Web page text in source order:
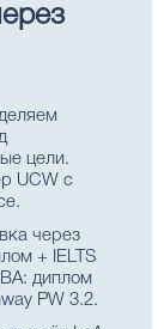
цели.
UCW с
через
+ IELTS
диплом
PW 3.2.